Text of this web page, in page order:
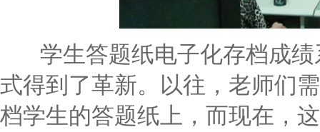
学生答题纸电子化存档成绩
式得到了革新。以往，老师们
档学生的答题纸上，而现在，